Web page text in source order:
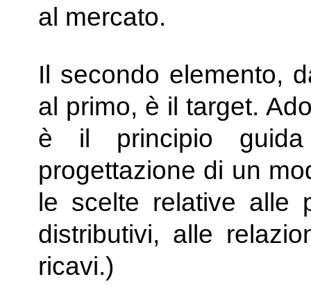
al mercato.
Il secondo elemento,
al primo, è il target.
è il principio
progettazione di un
le scelte relative alle
distributivi, alle
ricavi.)